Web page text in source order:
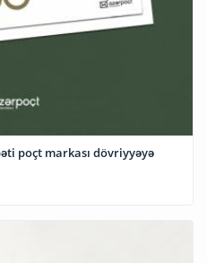
poçt markası dövriyyəyə